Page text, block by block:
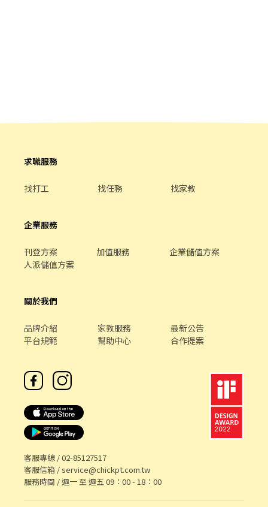
求職服務
找打工 找任務 找家教
企業服務
刊登方案 加值服務
企業儲值方案
人派儲值方案
關於我們
品牌介紹 家教服務
最新公告
平台規範
幫助中心 合作提案
客服專線 /02-85127517
客服信箱 /service@chickpt.com.tw
服務時間 / 週一 至 週五 09：00 - 18：00